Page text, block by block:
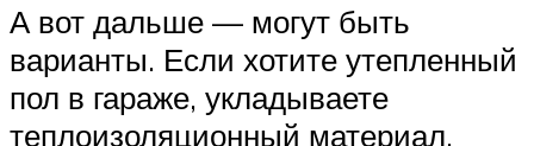
А вот дальше — могут быть
варианты. Если хотите утепленный
пол в гараже, укладываете
теплоизоляционный материал.